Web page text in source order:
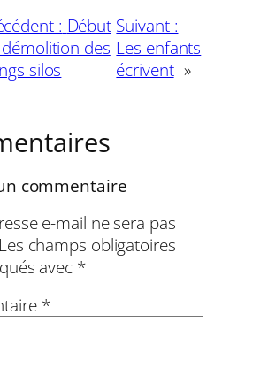
: Début
des
silos
Suivant :
Les enfants
écrivent »
commentaire
e-mail ne sera pas
Les champs obligatoires
avec *
*